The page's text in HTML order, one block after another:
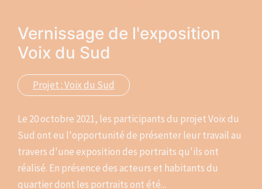
Vernissage de l'exposition
Voix du Sud
Projet : Voix du Sud
Le 20 octobre 2021, les participants du projet Voix du
Sud ont eu l'opportunité de présenter leur travail au
travers d'une exposition des portraits qu'ils ont
réalisé. En présence des acteurs et habitants du
quartier dont les portraits ont été...